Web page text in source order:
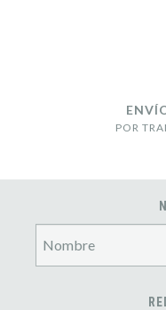
POR